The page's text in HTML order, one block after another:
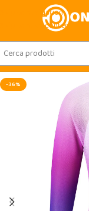
Skip to navigation
Skip to main content
-36%